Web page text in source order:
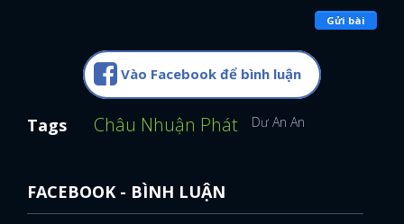
Gửi bài
Vào Facebook để bình luận
Tags Châu Nhuận Phát Dư An An
FACEBOOK - BÌNH LUẬN